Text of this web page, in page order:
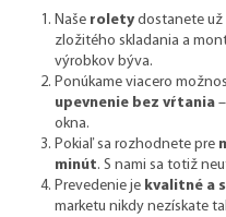
Naše rolety dostanete už
zložitého skladania a
výrobkov býva.
Ponúkame viacero
upevnenie bez vŕtania
okna.
Pokiaľ sa rozhodnete pre
minút. S nami sa totiž
Prevedenie je kvalitné a
marketu nikdy nezískate